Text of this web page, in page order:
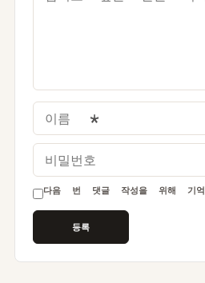
이름
비밀번호
다음 번 댓글 작성을 위해 기억